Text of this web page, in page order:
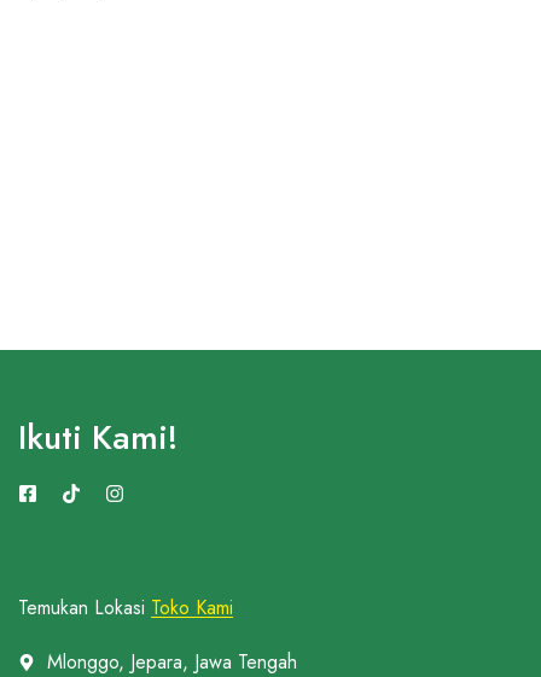
Temukan Lokasi Toko Kami
Mlonggo, Jepara, Jawa Tengah
Ikuti Kami!